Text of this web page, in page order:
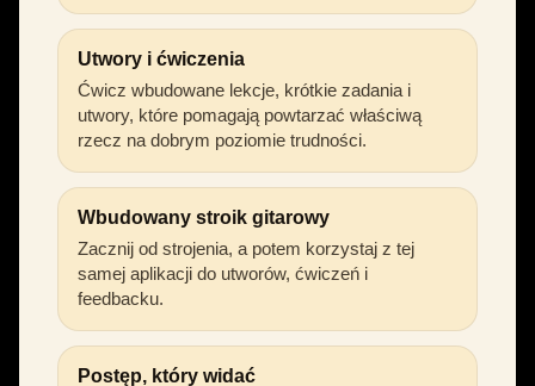
Utwory i ćwiczenia
Ćwicz wbudowane lekcje, krótkie zadania i
utwory, które pomagają powtarzać właściwą
rzecz na dobrym poziomie trudności.
Wbudowany stroik gitarowy
Zacznij od strojenia, a potem korzystaj z tej
samej aplikacji do utworów, ćwiczeń i
feedbacku.
Postęp, który widać